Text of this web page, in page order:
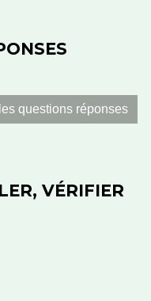
questions réponses
VÉRIFIER